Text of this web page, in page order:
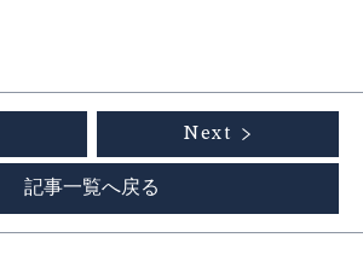
Next
記事一覧へ戻る